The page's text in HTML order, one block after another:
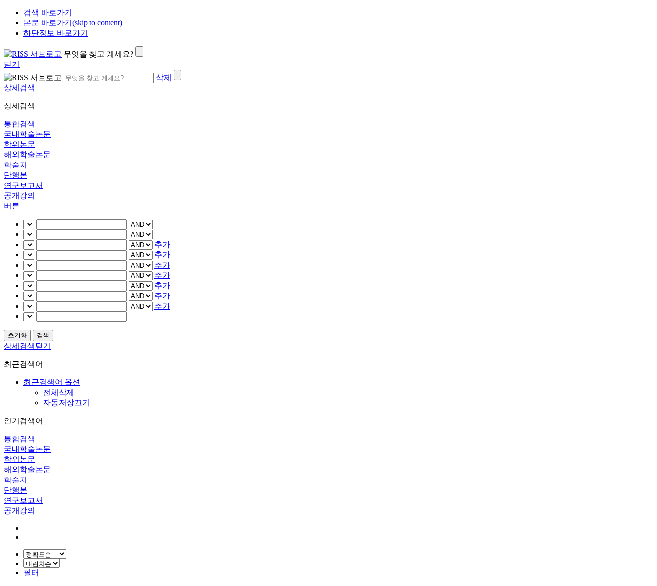
검색 바로가기
본문 바로가기(skip to content)
하단정보 바로가기
무엇을 찾고 계세요?
닫기
삭제
상세검색
상세검색
통합검색
국내학술논문
학위논문
해외학술논문
학술지
단행본
연구보고서
공개강의
버튼
추가
추가
추가
추가
추가
추가
추가
상세검색닫기
최근검색어
최근검색어 옵션
전체삭제
자동저장끄기
인기검색어
통합검색
국내학술논문
학위논문
해외학술논문
학술지
단행본
연구보고서
공개강의
필터